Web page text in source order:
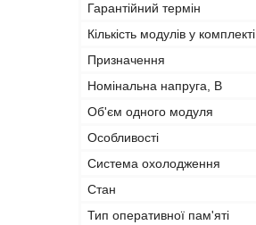
Гарантійний термін
Кількість модулів у комплекті
Призначення
Номінальна напруга, В
Об'єм одного модуля
Особливості
Система охолодження
Стан
Тип оперативної пам'яті